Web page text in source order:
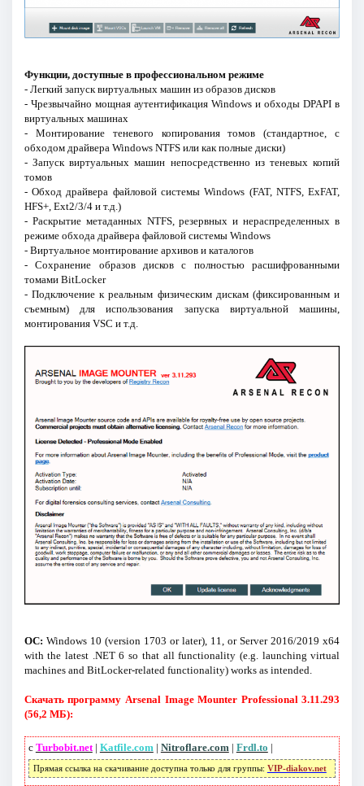
Функции, доступные в профессиональном режиме
- Легкий запуск виртуальных машин из образов дисков
- Чрезвычайно мощная аутентификация Windows и обходы DPAPI в
виртуальных машинах
- Монтирование теневого копирования томов (стандартное, с
обходом драйвера Windows NTFS или как полные диски)
- Запуск виртуальных машин непосредственно из теневых копий
томов
- Обход драйвера файловой системы Windows (FAT, NTFS, ExFAT,
HFS+, Ext2/3/4 и т.д.)
- Раскрытие метаданных NTFS, резервных и нераспределенных в
режиме обхода драйвера файловой системы Windows
- Виртуальное монтирование архивов и каталогов
- Сохранение образов дисков с полностью расшифрованными
томами BitLocker
- Подключение к реальным физическим дискам (фиксированным и
съемным) для использования запуска виртуальной машины,
монтирования VSC и т.д.
ОС: Windows 10 (version 1703 or later), 11, or Server 2016/2019 x64
with the latest .NET 6 so that all functionality (e.g. launching virtual
machines and BitLocker-related functionality) works as intended.
Скачать программу Arsenal Image Mounter Professional 3.11.293
(56,2 МБ):
с Turbobit.net| Katfile.com| Nitroflare.com| Frdl.to |
Прямая ссылка на скачивание доступна только для группы: VIP-diakov.net